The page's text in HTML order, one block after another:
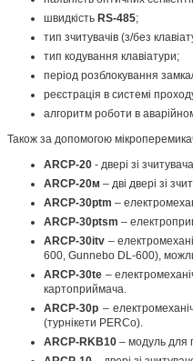
швидкість RS-485;
тип зчитувачів (з/без
тип кодування клавіатури;
період розблокування
реєстрація в системі
алгоритм роботи в
Також за допомогою
ARCP-20 - двері зі
ARCP-20м – дві двері зі
ARCP-30ptm –
ARCP-30ptsm –
ARCP-30itv –
600, Gunnebo DL-600),
ARCP-30te –
картоприймача.
ARCP-30p –
(турнікети PERCo).
ARCP-RKB10 – модуль для